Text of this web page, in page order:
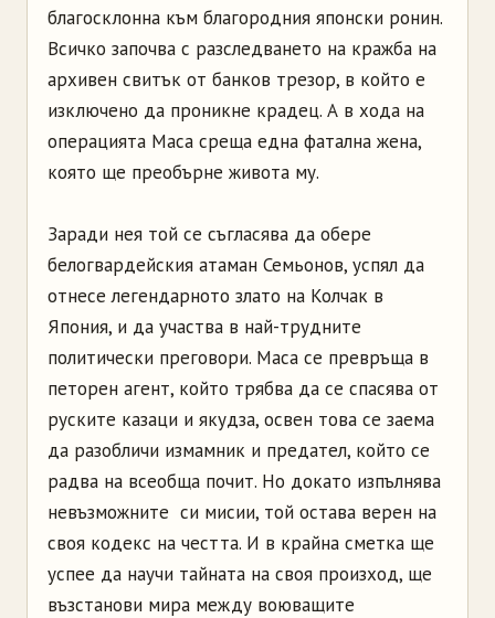
благосклонна към благородния японски ронин.
Всичко започва с разследването на кражба на
архивен свитък от банков трезор, в който е
изключено да проникне крадец. А в хода на
операцията Маса среща една фатална жена,
която ще преобърне живота му.
Заради нея той се съгласява да обере
белогвардейския атаман Семьонов, успял да
отнесе легендарното злато на Колчак в
Япония, и да участва в най-трудните
политически преговори. Маса се превръща в
петорен агент, който трябва да се спасява от
руските казаци и якудза, освен това се заема
да разобличи измамник и предател, който се
радва на всеобща почит. Но докато изпълнява
невъзможните си мисии, той остава верен на
своя кодекс на честта. И в крайна сметка ще
успее да научи тайната на своя произход, ще
възстанови мира между воюващите